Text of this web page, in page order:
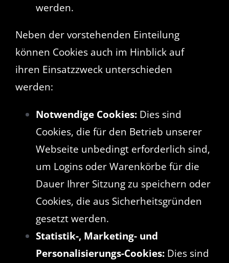
werden.
Neben der vorstehenden Einteilung
können Cookies auch im Hinblick auf
ihren Einsatzzweck unterschieden
werden:
Notwendige Cookies:Dies sind
Cookies, die für den Betrieb unserer
Webseite unbedingt erforderlich sind,
um Logins oder Warenkörbe für die
Dauer Ihrer Sitzung zu speichern oder
Cookies, die aus Sicherheitsgründen
gesetzt werden.
Statistik-, Marketing- und
Personalisierungs-Cookies:Dies sind